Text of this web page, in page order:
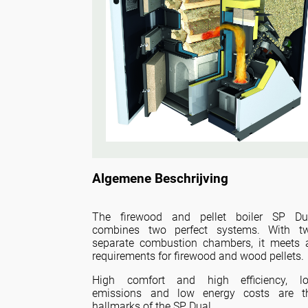
Algemene Beschrijving
The firewood and pellet boiler SP
combines two perfect systems. With
separate combustion chambers, it meets
requirements for firewood and wood pellets.
High comfort and high efficiency,
emissions and low energy costs are